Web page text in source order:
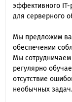
эффективного
для серверного
Мы предложим
обеспечении
Мы
регулярно
отсутствие
необычных задач.